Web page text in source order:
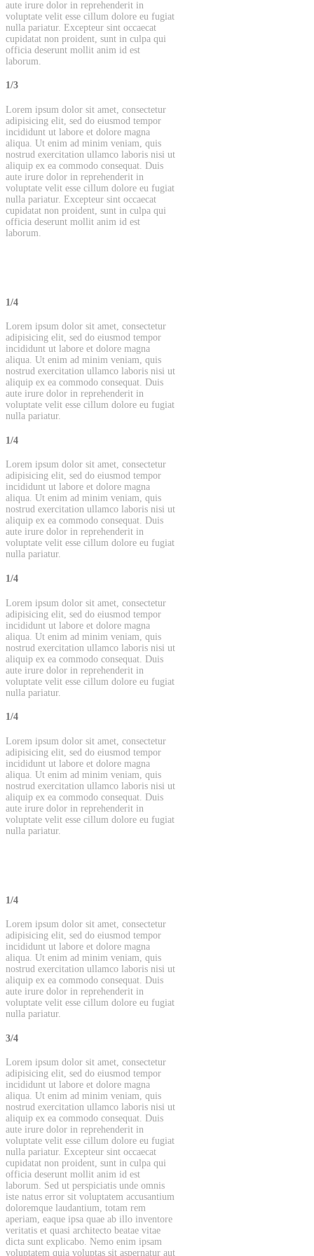
aute irure dolor in reprehenderit in
voluptate velit esse cillum dolore eu fugiat
nulla pariatur. Excepteur sint occaecat
cupidatat non proident, sunt in culpa qui
officia deserunt mollit anim id est
laborum.
1/3
Lorem ipsum dolor sit amet, consectetur
adipisicing elit, sed do eiusmod tempor
incididunt ut labore et dolore magna
aliqua. Ut enim ad minim veniam, quis
nostrud exercitation ullamco laboris nisi ut
aliquip ex ea commodo consequat. Duis
aute irure dolor in reprehenderit in
voluptate velit esse cillum dolore eu fugiat
nulla pariatur. Excepteur sint occaecat
cupidatat non proident, sunt in culpa qui
officia deserunt mollit anim id est
laborum.
1/4
Lorem ipsum dolor sit amet, consectetur
adipisicing elit, sed do eiusmod tempor
incididunt ut labore et dolore magna
aliqua. Ut enim ad minim veniam, quis
nostrud exercitation ullamco laboris nisi ut
aliquip ex ea commodo consequat. Duis
aute irure dolor in reprehenderit in
voluptate velit esse cillum dolore eu fugiat
nulla pariatur.
1/4
Lorem ipsum dolor sit amet, consectetur
adipisicing elit, sed do eiusmod tempor
incididunt ut labore et dolore magna
aliqua. Ut enim ad minim veniam, quis
nostrud exercitation ullamco laboris nisi ut
aliquip ex ea commodo consequat. Duis
aute irure dolor in reprehenderit in
voluptate velit esse cillum dolore eu fugiat
nulla pariatur.
1/4
Lorem ipsum dolor sit amet, consectetur
adipisicing elit, sed do eiusmod tempor
incididunt ut labore et dolore magna
aliqua. Ut enim ad minim veniam, quis
nostrud exercitation ullamco laboris nisi ut
aliquip ex ea commodo consequat. Duis
aute irure dolor in reprehenderit in
voluptate velit esse cillum dolore eu fugiat
nulla pariatur.
1/4
Lorem ipsum dolor sit amet, consectetur
adipisicing elit, sed do eiusmod tempor
incididunt ut labore et dolore magna
aliqua. Ut enim ad minim veniam, quis
nostrud exercitation ullamco laboris nisi ut
aliquip ex ea commodo consequat. Duis
aute irure dolor in reprehenderit in
voluptate velit esse cillum dolore eu fugiat
nulla pariatur.
1/4
Lorem ipsum dolor sit amet, consectetur
adipisicing elit, sed do eiusmod tempor
incididunt ut labore et dolore magna
aliqua. Ut enim ad minim veniam, quis
nostrud exercitation ullamco laboris nisi ut
aliquip ex ea commodo consequat. Duis
aute irure dolor in reprehenderit in
voluptate velit esse cillum dolore eu fugiat
nulla pariatur.
3/4
Lorem ipsum dolor sit amet, consectetur
adipisicing elit, sed do eiusmod tempor
incididunt ut labore et dolore magna
aliqua. Ut enim ad minim veniam, quis
nostrud exercitation ullamco laboris nisi ut
aliquip ex ea commodo consequat. Duis
aute irure dolor in reprehenderit in
voluptate velit esse cillum dolore eu fugiat
nulla pariatur. Excepteur sint occaecat
cupidatat non proident, sunt in culpa qui
officia deserunt mollit anim id est
laborum. Sed ut perspiciatis unde omnis
iste natus error sit voluptatem accusantium
doloremque laudantium, totam rem
aperiam, eaque ipsa quae ab illo inventore
veritatis et quasi architecto beatae vitae
dicta sunt explicabo. Nemo enim ipsam
voluptatem quia voluptas sit aspernatur aut